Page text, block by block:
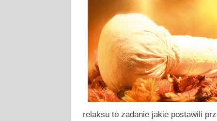
relaksu to zadanie jakie postawili